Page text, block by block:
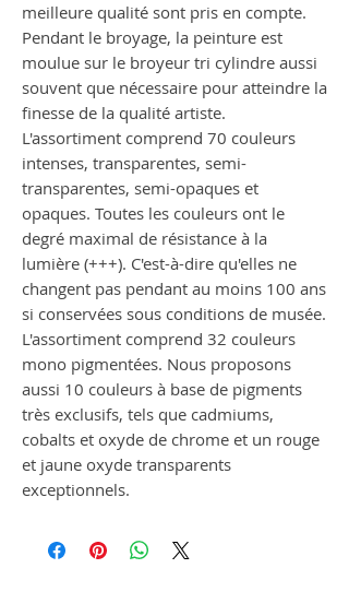
meilleure qualité sont pris en compte.
Pendant le broyage, la peinture est
moulue sur le broyeur tri cylindre aussi
souvent que nécessaire pour atteindre la
finesse de la qualité artiste.
L'assortiment comprend 70 couleurs
intenses, transparentes, semi-
transparentes, semi-opaques et
opaques. Toutes les couleurs ont le
degré maximal de résistance à la
lumière (+++). C'est-à-dire qu'elles ne
changent pas pendant au moins 100 ans
si conservées sous conditions de musée.
L'assortiment comprend 32 couleurs
mono pigmentées. Nous proposons
aussi 10 couleurs à base de pigments
très exclusifs, tels que cadmiums,
cobalts et oxyde de chrome et un rouge
et jaune oxyde transparents
exceptionnels.